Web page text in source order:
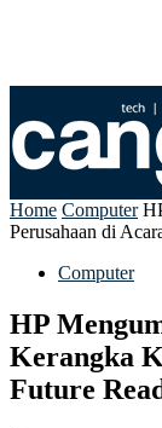
Home Computer
Perusahaan di
Computer
HP
Kerangka
Future